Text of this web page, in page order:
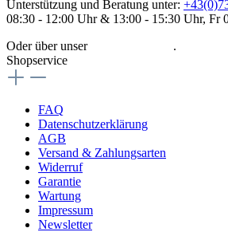
Unterstützung und Beratung unter:
08:30 - 12:00 Uhr & 13:00 - 15:30 Uhr, Fr
Oder über unser
.
Shopservice
FAQ
Datenschutzerklärung
AGB
Versand & Zahlungsarten
Widerruf
Garantie
Wartung
Impressum
Newsletter